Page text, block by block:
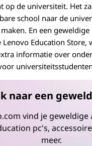
op de universiteit. Het
school naar de
En een
Education Store,
informatie over
naar een
vind je geweldige
pc's,
meer.